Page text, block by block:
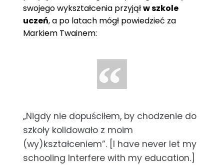
swojego wykształcenia przyjąłw szkole
uczeń, a po latach mógł powiedzieć za
Markiem Twainem:
„Nigdy nie dopuściłem, by chodzenie do
szkoły kolidowało z moim
(wy)kształceniem”. [I have never let my
schooling Interfere with my education.]